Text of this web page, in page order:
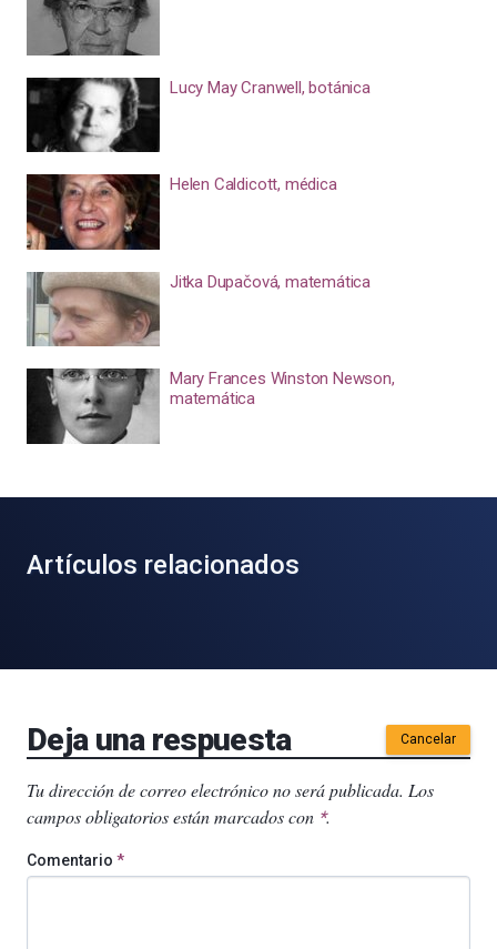
Lucy May Cranwell, botánica
Helen Caldicott, médica
Jitka Dupačová, matemática
Mary Frances Winston Newson,
matemática
Artículos relacionados
Deja una respuesta Cancelar
Tu dirección de correo electrónico no será publicada. Los
campos obligatorios están marcados con *.
Comentario *